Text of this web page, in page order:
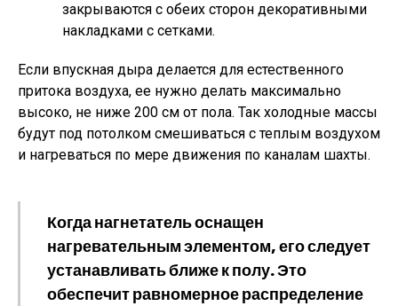
закрываются с обеих сторон декоративными
накладками с сетками.
Если впускная дыра делается для естественного
притока воздуха, ее нужно делать максимально
высоко, не ниже 200 см от пола. Так холодные массы
будут под потолком смешиваться с теплым воздухом
и нагреваться по мере движения по каналам шахты.
Когда нагнетатель оснащен
нагревательным элементом, его следует
устанавливать ближе к полу. Это
обеспечит равномерное распределение